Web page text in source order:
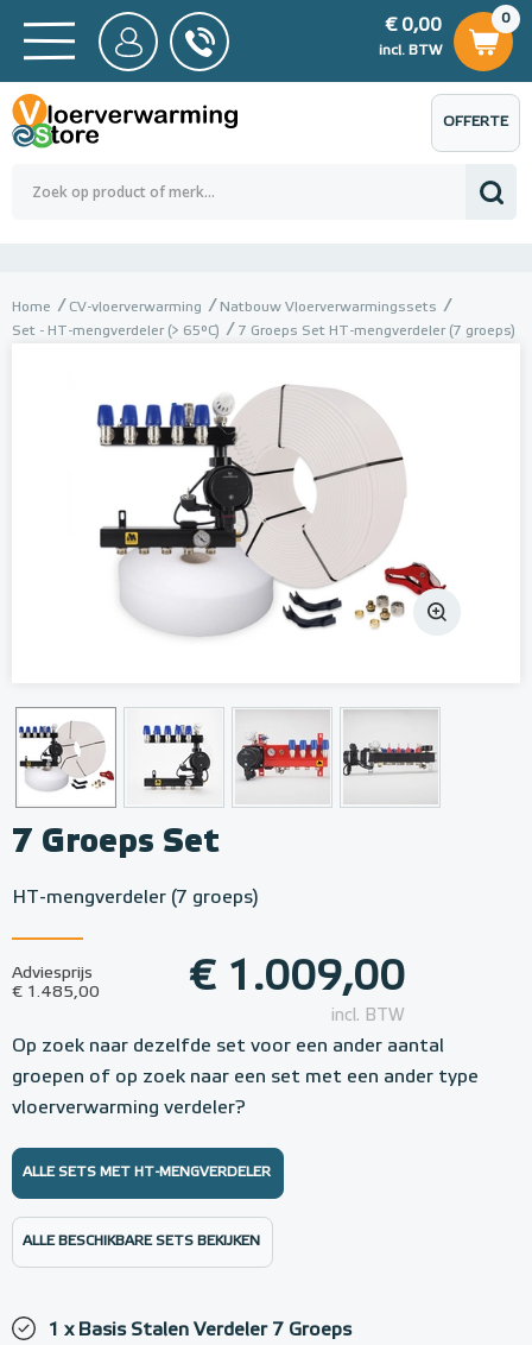
BTW
0,00
0
€ 0,00
incl. BTW
€ 0,00
OFFERTE
AANVRAGEN
Home CV-vloerverwarming
Natbouw Vloerverwarmingssets
Set - HT-mengverdeler (> 65°C)
7 Groeps Set HT-mengverdeler (7 groeps)
7 Groeps Set
HT-mengverdeler (7 groeps)
Adviesprijs
€ 1.485,00
€ 1.009,00
incl. BTW
Op zoek naar dezelfde set voor een ander aantal
groepen of op zoek naar een set met een ander type
vloerverwarming verdeler?
ALLE SETS MET HT-MENGVERDELER
ALLE BESCHIKBARE SETS BEKIJKEN
1 x Basis Stalen Verdeler 7 Groeps